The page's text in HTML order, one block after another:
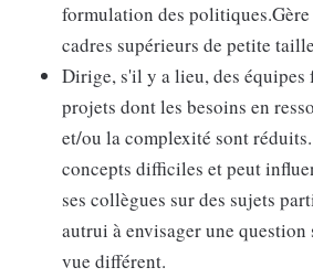
formulation des politiques.Gère
cadres supérieurs de petite
Dirige, s'il y a lieu, des équipes
projets dont les besoins en
et/ou la complexité sont
concepts difficiles et peut
ses collègues sur des sujets
autrui à envisager une
vue différent.